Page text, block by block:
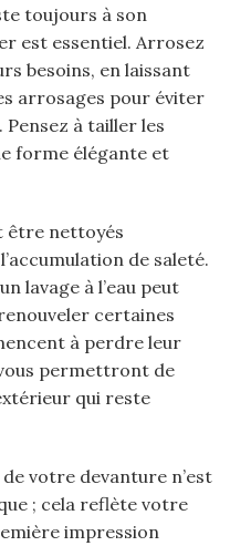
toujours à son
est essentiel. Arrosez
besoins, en laissant
arrosages pour éviter
à tailler les
forme élégante et
être nettoyés
de saleté.
lavage à l’eau peut
certaines
à perdre leur
permettront de
qui reste
votre devanture n’est
; cela reflète votre
impression